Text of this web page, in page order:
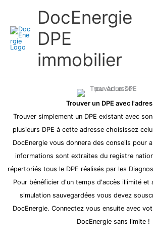
contenu
DocEnergie
DPE
immobilier
Trouver un DPE avec
Trouver simplement un DPE existant avec
plusieurs DPE à cette adresse choisissez
DocEnergie vous donnera des conseils pour
informations sont extraites du registre
répertoriés tous le DPE réalisés par les
Pour bénéficier d'un temps d'accès illimité et
simulation sauvegardées vous devez
DocEnergie. Connectez vous ensuite avec
DocEnergie sans limite !